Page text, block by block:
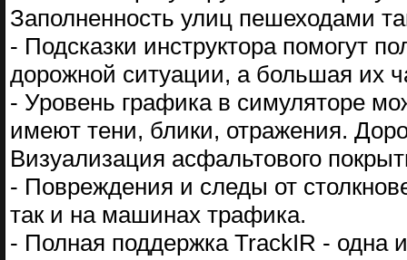
Заполненность улиц пешеходами
- Подсказки инструктора помогут
дорожной ситуации, а большая их
- Уровень графика в симуляторе
имеют тени, блики, отражения.
Визуализация асфальтового
- Повреждения и следы от
так и на машинах трафика.
- Полная поддержка TrackIR - одна